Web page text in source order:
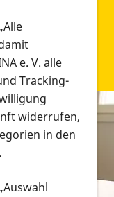
e. V. alle
Tracking-
widerrufen,
in den